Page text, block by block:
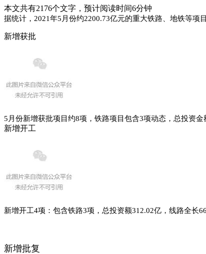
本文共有2176个文字，预计阅读时间6分钟
据统计，2021年5月份约2200.73亿元的重大铁路、地铁等项
新增获批
5月份新增获批项目约8项，铁路项目包含3项动态，总投资
新增开工
新增开工4项：包含铁路3项，总投资额312.02亿，线路全长
新增批复